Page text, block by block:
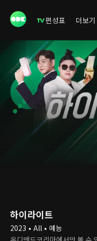
편성표 더보기
하이라이트
2023 • All • 예능